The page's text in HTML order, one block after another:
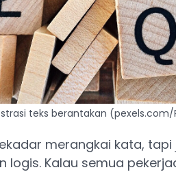
teks berantakan (pexels.com/
merangkai kata,
logis. Kalau semua